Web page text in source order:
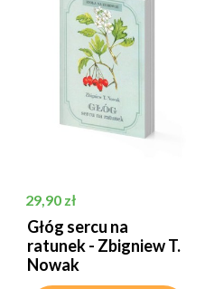
Cena
29,90 zł
Głóg sercu na
ratunek - Zbigniew T.
Nowak